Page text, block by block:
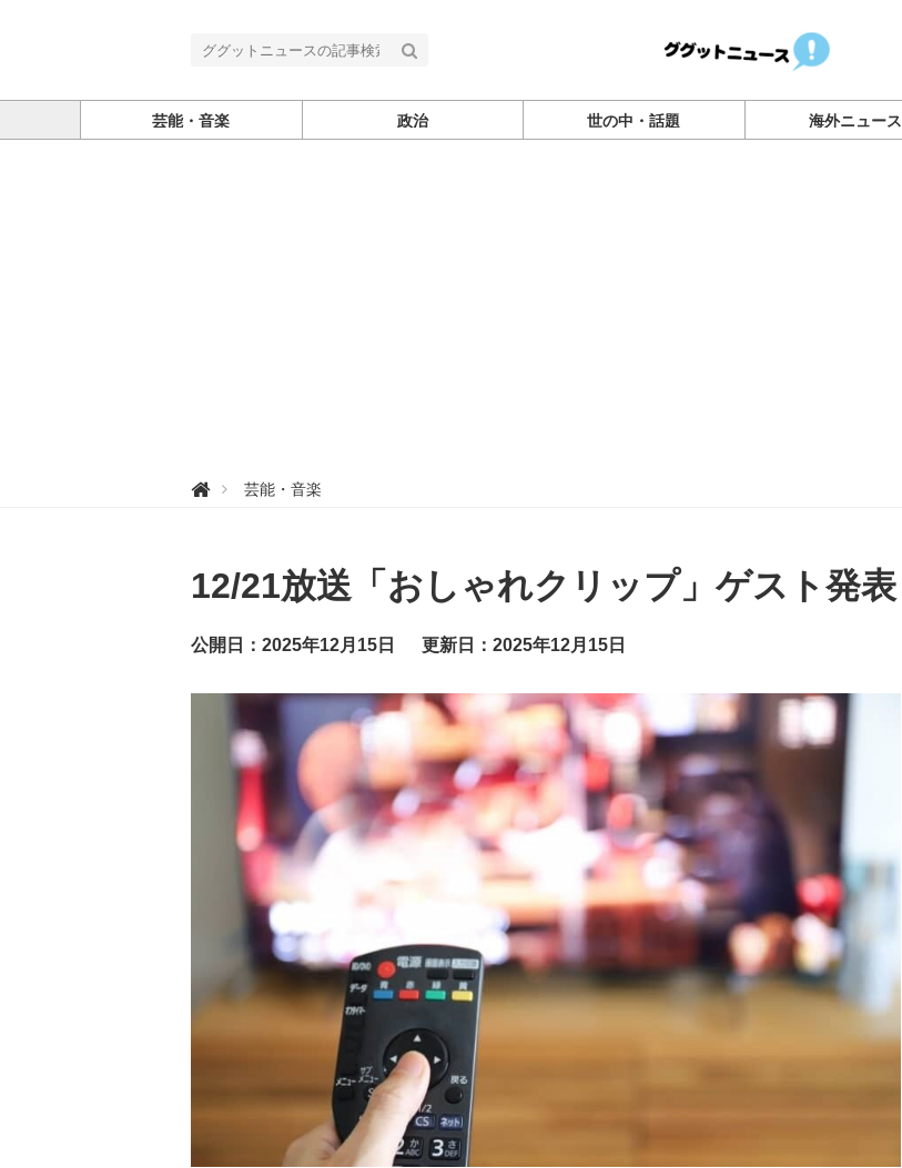
芸能・音楽 政治 世の中・話題 海外ニュース
グ
ー
ス
芸能・音楽
12/21放送「おしゃれクリップ」ゲスト発表
公開日：2025年12月15日 更新日：2025年12月15日